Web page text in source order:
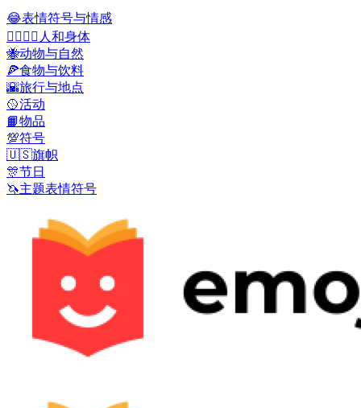
😂表情符号与情感
👩‍❤️‍💋‍👨 人和身体
🐝动物与自然
🍕食物与饮料
🌇旅行与地点
🥎活动
📙物品
💯符号
🇺🇸旗帜
🎊节日
🦄主题表情符号